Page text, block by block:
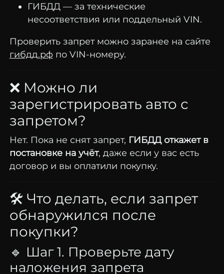
ГИБДД — за технические
несоответствия или поддельный VIN.
Проверить запрет можно заранее на сайте
гибдд.рф по VIN-номеру.
❌ Можно ли
зарегистрировать авто с
запретом?
Нет. Пока не снятзапрет, ГИБДД откажетв
постановке на учёт, даже если у вас есть
договор и вы оплатили покупку.
🛠 Что делать, если запрет
обнаружился после
покупки?
🔹 Шаг1. Проверьте дату
наложения запрета